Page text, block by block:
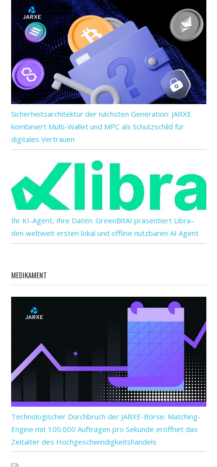
Sicherheitsarchitektur der nächsten Generation: JARXE
kombiniert Multi-Wallet und MPC als Schutzschild für
digitales Vertrauen
Ihr KI-Agent, Ihre Daten: GreenBitAI präsentiert Libra–
den weltweit ersten lokal und offline nutzbaren AI Agent
MEDIKAMENT
Technologischer Durchbruch der JARXE-Börse: Matching-
Engine mit 100.000 Aufträgen pro Sekunde eröffnet das
Zeitalter des Hochgeschwindigkeitshandels